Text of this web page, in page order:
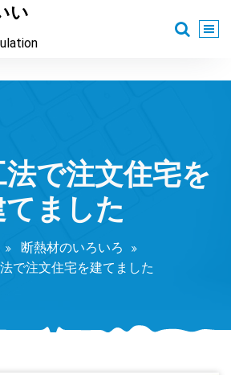
で注文住宅を
てました
断熱材のいろいろ
で注文住宅を建てました